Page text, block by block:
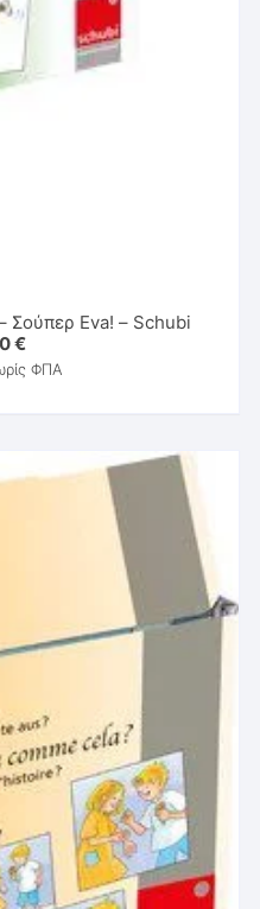
Σούπερ Eva! – Schubi
€
ΦΠΑ